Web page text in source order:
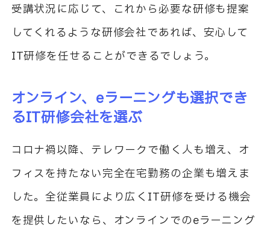
受講状況に応じて、これから必要な研修も提案
してくれるような研修会社であれば、安心して
IT研修を任せることができるでしょう。
オンライン、 eラーニングも選択でき
るIT研修会社を選ぶ
コロナ禍以降、テレワークで働く人も増え、オ
フィスを持たない完全在宅勤務の企業も増えま
した。全従業員により広く IT研修を受ける機会
を提供したいなら、オンラインでのeラーニング